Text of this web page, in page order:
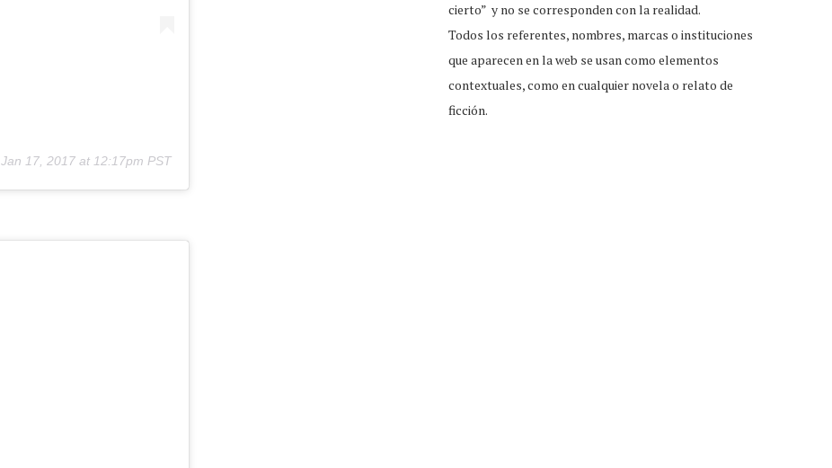
Jan 17, 2017 at 12:17pm PST
cierto” y no se corresponden con la realidad.
Todos los referentes, nombres, marcas o instituciones
que aparecen en la web se usan como elementos
contextuales, como en cualquier novela o relato de
ficción.